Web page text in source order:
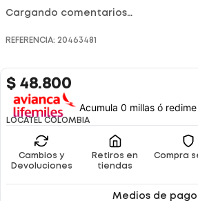
Cargando comentarios…
REFERENCIA: 20463481
$ 48.800
Acumula 0 millas ó
LOCATEL COLOMBIA
Cambios y
Devoluciones
Retiros en
tiendas
Compra
Medios de pago